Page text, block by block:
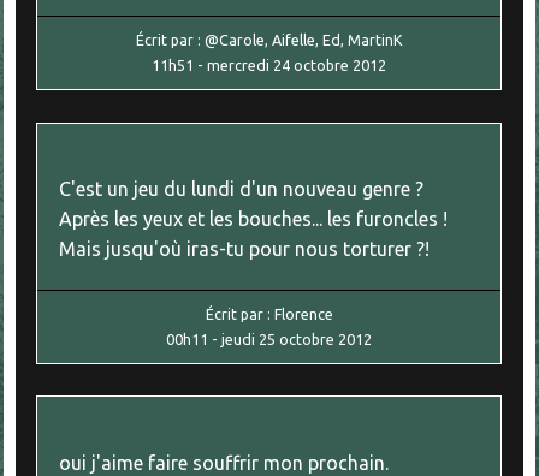
Écrit par : @Carole, Aifelle, Ed, MartinK
11h51 -mercredi 24 octobre 2012
C'est un jeu du lundi d'un nouveau genre ?
Après les yeux et les bouches... les furoncles !
Mais jusqu'où iras-tu pour nous torturer ?!
Écrit par : Florence
00h11 -jeudi 25 octobre 2012
oui j'aime faire souffrir mon prochain.